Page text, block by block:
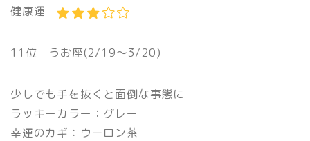
健康運
11位 うお座(2/19〜3/20)
少しでも手を抜くと面倒な事態に
ラッキーカラー：グレー
幸運のカギ：ウーロン茶